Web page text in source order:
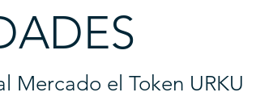
Mercado el Token URKU